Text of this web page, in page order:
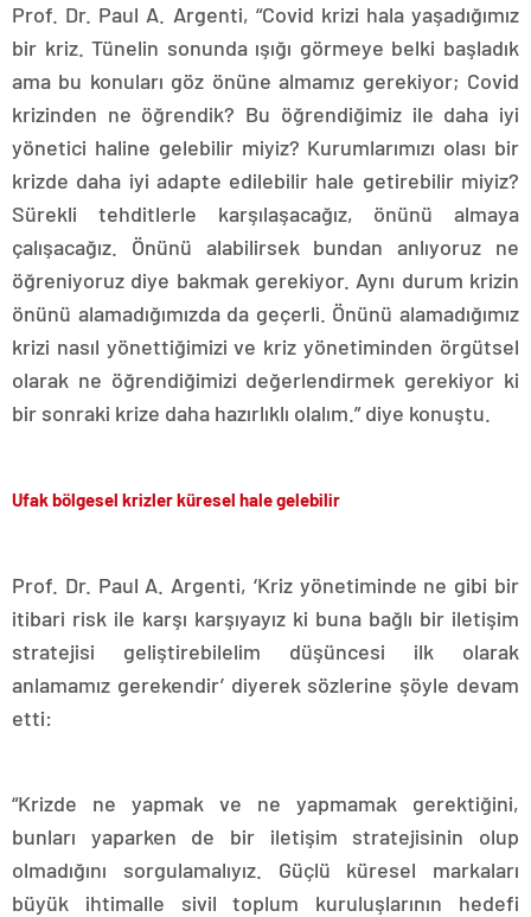
Prof. Dr. Paul A. Argenti, “Covid krizi hala yaşadığımız
bir kriz. Tünelin sonunda ışığı görmeye belki başladık
ama bu konuları göz önüne almamız gerekiyor; Covid
krizinden ne öğrendik? Bu öğrendiğimiz ile daha iyi
yönetici haline gelebilir miyiz? Kurumlarımızı olası bir
krizde daha iyi adapte edilebilir hale getirebilir miyiz?
Sürekli tehditlerle karşılaşacağız, önünü almaya
çalışacağız. Önünü alabilirsek bundan anlıyoruz ne
öğreniyoruz diye bakmak gerekiyor. Aynı durum krizin
önünü alamadığımızda da geçerli. Önünü alamadığımız
krizi nasıl yönettiğimizi ve kriz yönetiminden örgütsel
olarak ne öğrendiğimizi değerlendirmek gerekiyor ki
bir sonraki krize daha hazırlıklı olalım.” diye konuştu.
Ufak bölgesel krizler küresel hale gelebilir
Prof. Dr. Paul A. Argenti, ‘Kriz yönetiminde ne gibi bir
itibari risk ile karşı karşıyayız ki buna bağlı bir iletişim
stratejisi geliştirebilelim düşüncesi ilk olarak
anlamamız gerekendir’ diyerek sözlerine şöyle devam
etti:
“Krizde ne yapmak ve ne yapmamak gerektiğini,
bunları yaparken de bir iletişim stratejisinin olup
olmadığını sorgulamalıyız. Güçlü küresel markaları
büyük ihtimalle sivil toplum kuruluşlarının hedefi